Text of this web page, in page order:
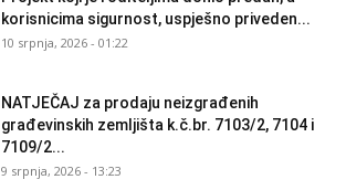
korisnicima sigurnost, uspješno priveden...
10 srpnja, 2026 - 01:22
NATJEČAJ za prodaju neizgrađenih
građevinskih zemljišta k.č.br. 7103/2, 7104 i
7109/2...
9 srpnja, 2026 - 13:23